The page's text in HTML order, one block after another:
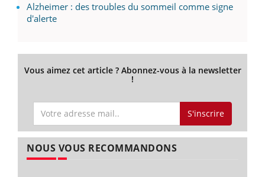
Alzheimer : des troubles du sommeil comme signe
d'alerte
Vous aimez cet article ? Abonnez-vous à la newsletter
!
S'inscrire
NOUS VOUS RECOMMANDONS